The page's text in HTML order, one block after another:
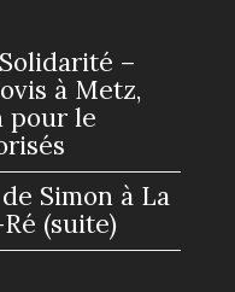
–
à Metz,
pour le
Simon à La
(suite)